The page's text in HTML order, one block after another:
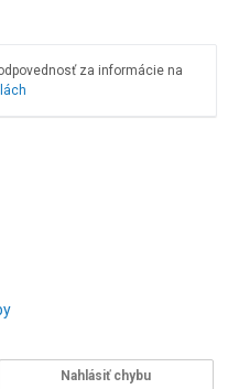
za informácie na
Nahlásiť chybu